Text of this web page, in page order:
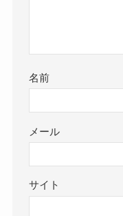
名前
メール
サイト